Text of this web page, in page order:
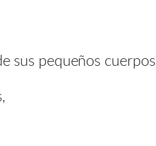
sus pequeños cuerpos